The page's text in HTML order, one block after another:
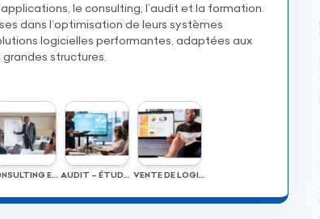
le consulting, l’audit et la formation.
dans l’optimisation de leurs systèmes
logicielles performantes, adaptées aux
structures.
CONSULTING ET FORMATION AUDIT – ÉTUDE – CONSEILS EN INFORMATIQUE VENTE DE LOGICIELS